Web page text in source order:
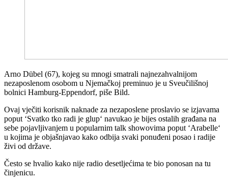
Arno Dübel (67), kojeg su mnogi smatrali najnezahvalnijom
nezaposlenom osobom u Njemačkoj preminuo je u Sveučilišnoj
bolnici Hamburg-Eppendorf, piše Bild.
Ovaj vječiti korisnik naknade za nezaposlene proslavio se izjavama
poput ‘Svatko tko radi je glup‘ navukao je bijes ostalih građana na
sebe pojavljivanjem u popularnim talk showovima poput ‘Arabelle‘
u kojima je objašnjavao kako odbija svaki ponuđeni posao i radije
živi od države.
Često se hvalio kako nije radio desetljećima te bio ponosan na tu
činjenicu.